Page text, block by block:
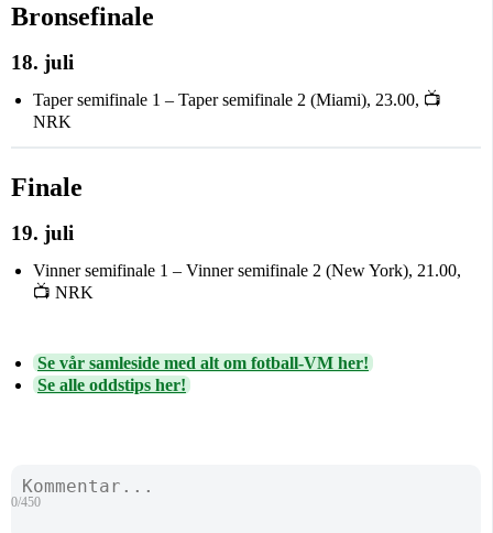
Bronsefinale
18. juli
Taper semifinale 1 – Taper semifinale 2 (Miami), 23.00, 📺
NRK
Finale
19. juli
Vinner semifinale 1 – Vinner semifinale 2 (New York), 21.00,
📺 NRK
Se vår samleside med alt om fotball-VM her!
Se alle oddstips her!
0/450